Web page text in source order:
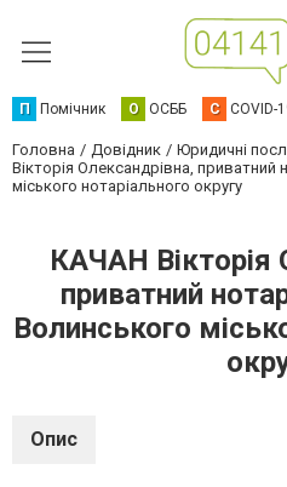
П Помічник О ОСББ C COVID-
Головна Довідник Юридичні
Вікторія Олександрівна,
міського нотаріального округу
КАЧАН Вікторія
приватний
Волинського
Опис